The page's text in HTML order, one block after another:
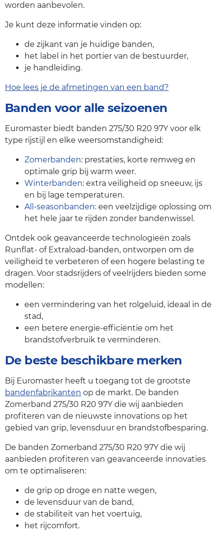
worden aanbevolen.
Je kunt deze informatie vinden op:
de zijkant van je huidige banden,
het label in het portier van de bestuurder,
je handleiding.
Hoe lees je de afmetingen van een band?
Banden voor alle seizoenen
Euromaster biedt banden 275/30 R20 97Y voor elk
type rijstijl en elke weersomstandigheid:
Zomerbanden: prestaties, korte remweg en
optimale grip bij warm weer.
Winterbanden: extra veiligheid op sneeuw, ijs
en bij lage temperaturen.
All-seasonbanden: een veelzijdige oplossing om
het hele jaar te rijden zonder bandenwissel.
Ontdek ook geavanceerde technologieën zoals
Runflat- of Extraload-banden, ontworpen om de
veiligheid te verbeteren of een hogere belasting te
dragen. Voor stadsrijders of veelrijders bieden some
modellen:
een vermindering van het rolgeluid, ideaal in de
stad,
een betere energie-efficiëntie om het
brandstofverbruik te verminderen.
De beste beschikbare merken
Bij Euromaster heeft u toegang tot de grootste
bandenfabrikanten op de markt. De banden
Zomerband 275/30 R20 97Y die wij aanbieden
profiteren van de nieuwste innovations op het
gebied van grip, levensduur en brandstofbesparing.
De banden Zomerband 275/30 R20 97Y die wij
aanbieden profiteren van geavanceerde innovaties
om te optimaliseren:
de grip op droge en natte wegen,
de levensduur van de band,
de stabiliteit van het voertuig,
het rijcomfort.